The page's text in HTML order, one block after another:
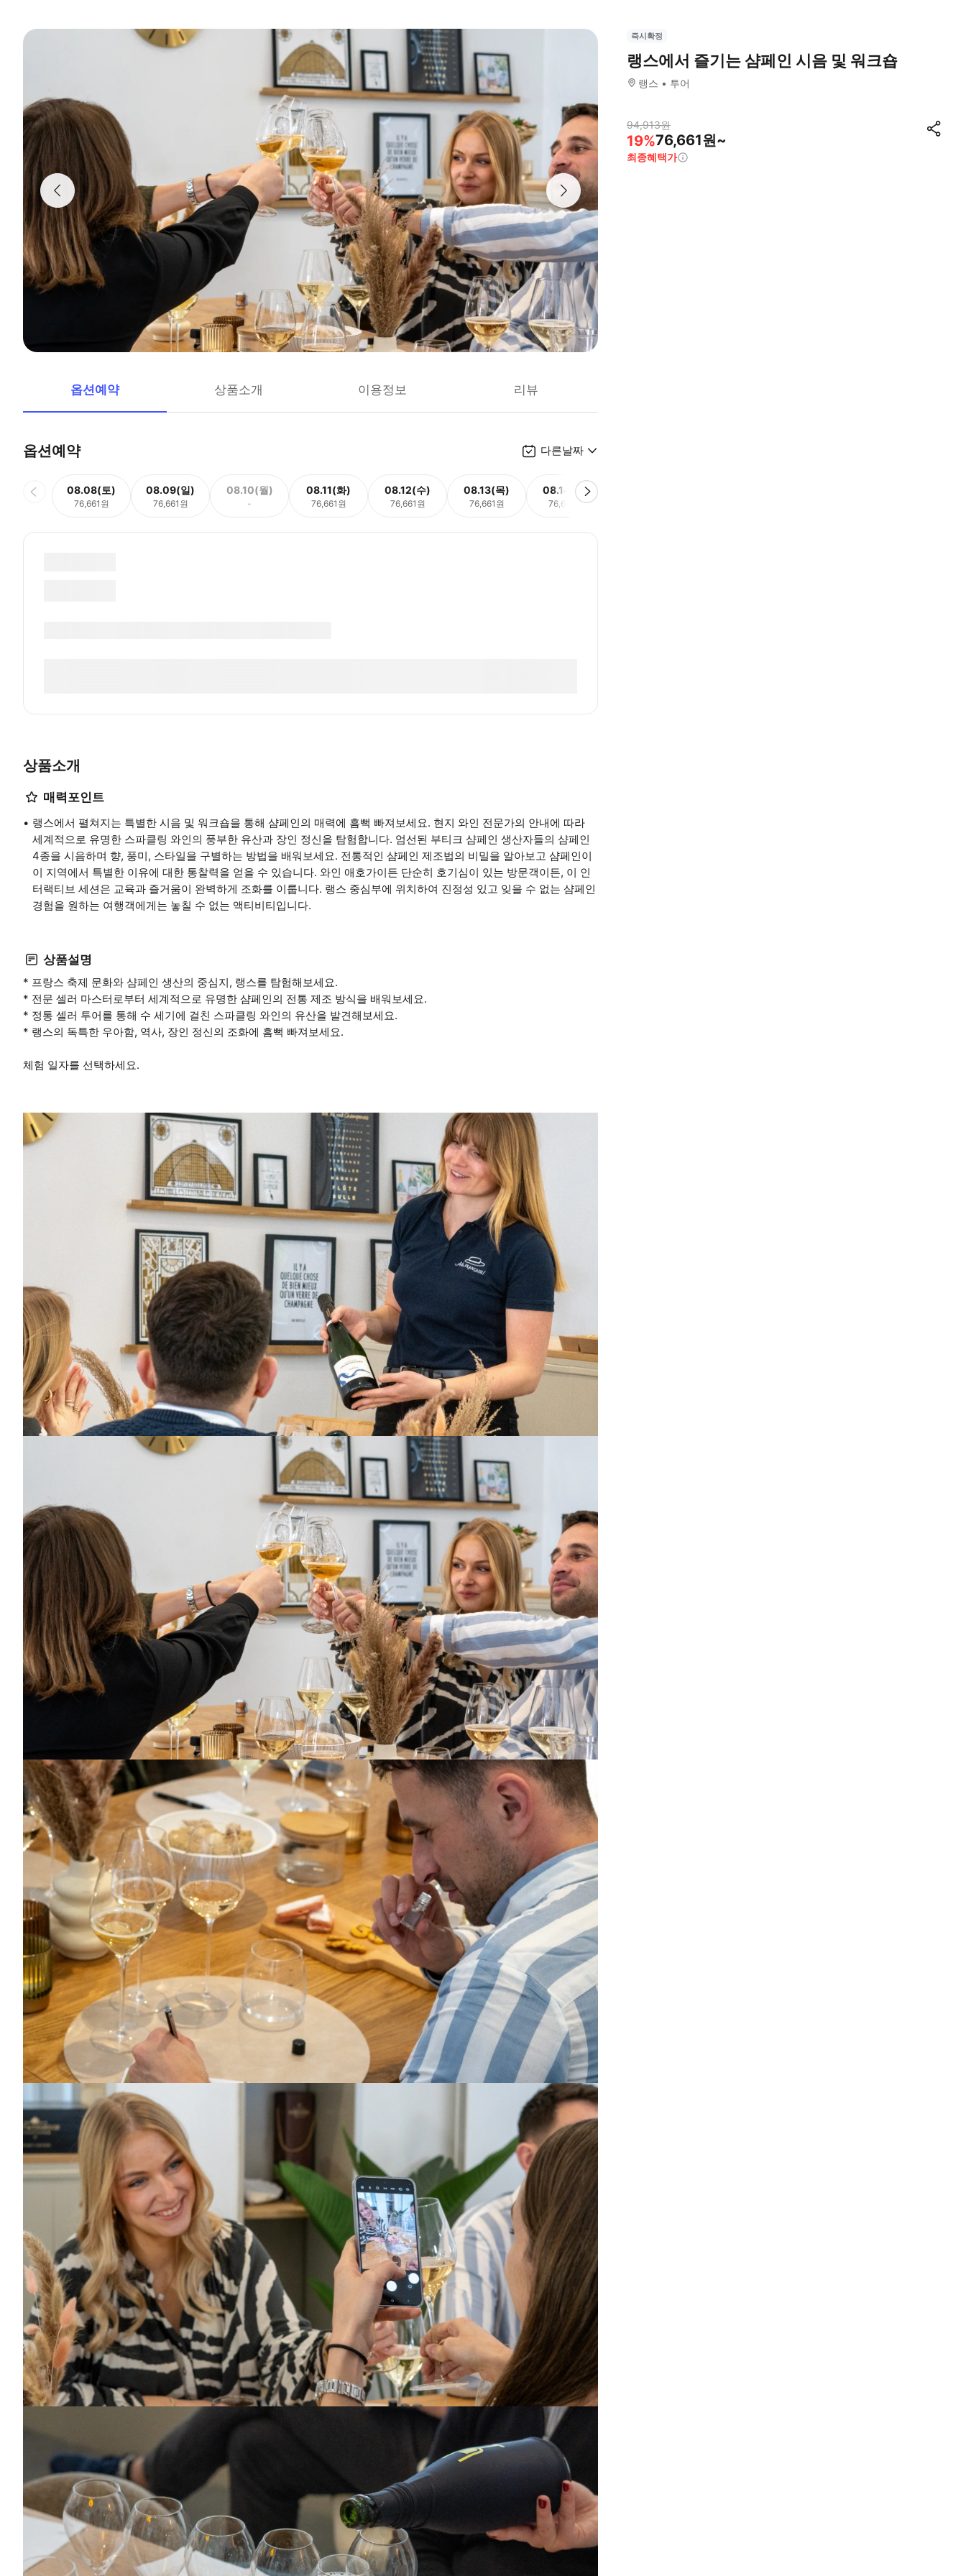
옵션예약 상품소개 이용정보 리뷰
옵션예약 다른날짜
08.08(토)
76,661원
08.09(일)
76,661원
08.10(월)
-
08.11(화)
76,661원
08.12(수)
76,661원
08.13(목)
76,661원
08.14(금)
76,661원
상품소개
매력포인트
랭스에서 펼쳐지는 특별한 시음 및 워크숍을 통해 샴페인의 매력에 흠뻑 빠져보세요. 현지 와인 전문가의 안내에 따라
세계적으로 유명한 스파클링 와인의 풍부한 유산과 장인 정신을 탐험합니다. 엄선된 부티크 샴페인 생산자들의 샴페인
4종을 시음하며 향, 풍미, 스타일을 구별하는 방법을 배워보세요. 전통적인 샴페인 제조법의 비밀을 알아보고 샴페인이
이 지역에서 특별한 이유에 대한 통찰력을 얻을 수 있습니다. 와인 애호가이든 단순히 호기심이 있는 방문객이든, 이 인
터랙티브 세션은 교육과 즐거움이 완벽하게 조화를 이룹니다. 랭스 중심부에 위치하여 진정성 있고 잊을 수 없는 샴페인
경험을 원하는 여행객에게는 놓칠 수 없는 액티비티입니다.
상품설명
* 프랑스 축제 문화와 샴페인 생산의 중심지, 랭스를 탐험해보세요.
* 전문 셀러 마스터로부터 세계적으로 유명한 샴페인의 전통 제조 방식을 배워보세요.
* 정통 셀러 투어를 통해 수 세기에 걸친 스파클링 와인의 유산을 발견해보세요.
* 랭스의 독특한 우아함, 역사, 장인 정신의 조화에 흠뻑 빠져보세요.
체험 일자를 선택하세요.
즉시확정
랭스에서 즐기는 샴페인 시음 및 워크숍
랭스 투어
94,913원
19%76,661원~
최종혜택가